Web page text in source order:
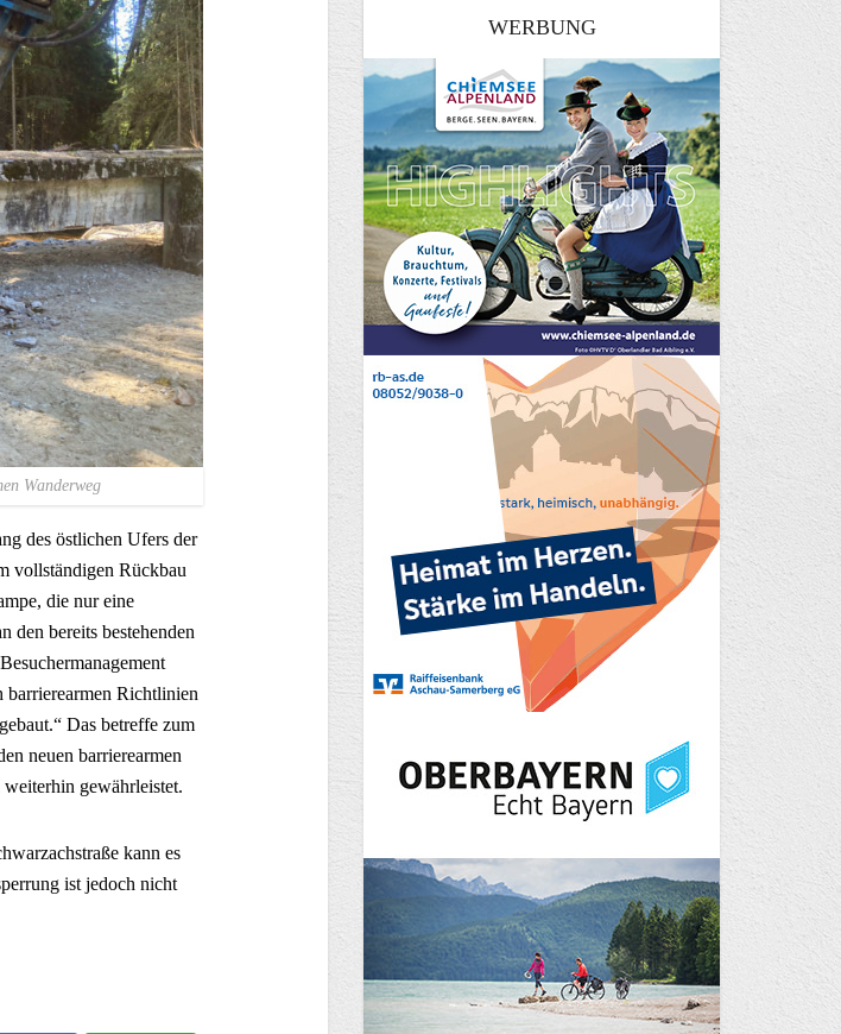
des östlichen Ufers der
vollständigen Rückbau
die nur eine
den bereits bestehenden
barrierearmen Richtlinien
Das betreffe zum
neuen barrierearmen
gewährleistet.
kann es
ist jedoch nicht
WERBUNG